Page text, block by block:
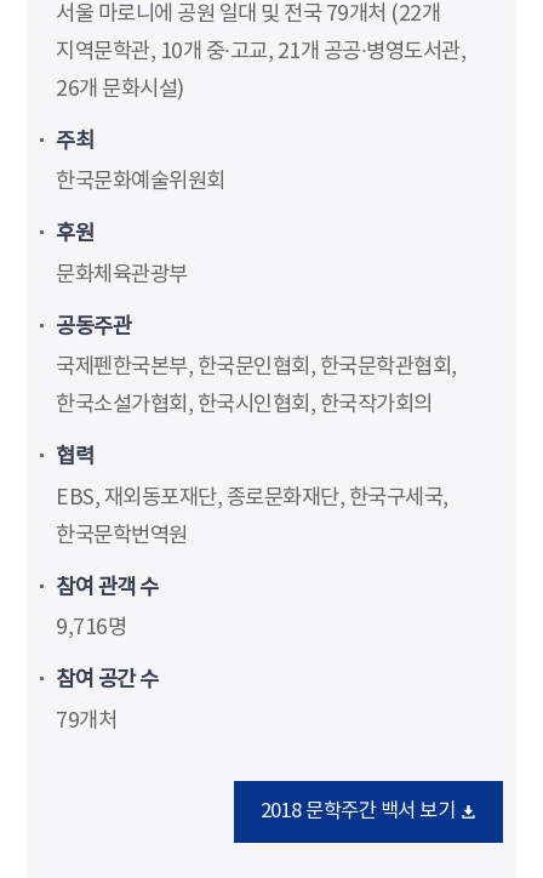
서울 마로니에 공원 일대 및 전국 79개처 (22개
지역문학관, 10개 중∙고교, 21개 공공∙병영도서관,
26개 문화시설)
주최
한국문화예술위원회
후원
문화체육관광부
공동주관
국제펜한국본부, 한국문인협회, 한국문학관협회,
한국소설가협회, 한국시인협회, 한국작가회의
협력
EBS, 재외동포재단, 종로문화재단, 한국구세국,
한국문학번역원
참여 관객 수
9,716명
참여 공간 수
79개처
2018 문학주간 백서 보기